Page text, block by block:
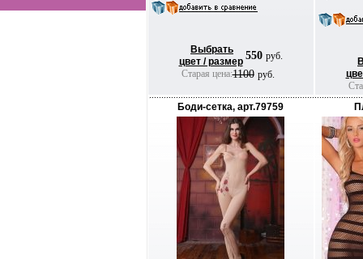
Выбрать
цвет / размер 550 руб.
Старая цена:1100 руб.
Боди-сетка, арт.79759